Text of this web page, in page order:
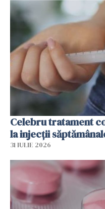
Celebru tratament
la injecții
31 IULIE 2026